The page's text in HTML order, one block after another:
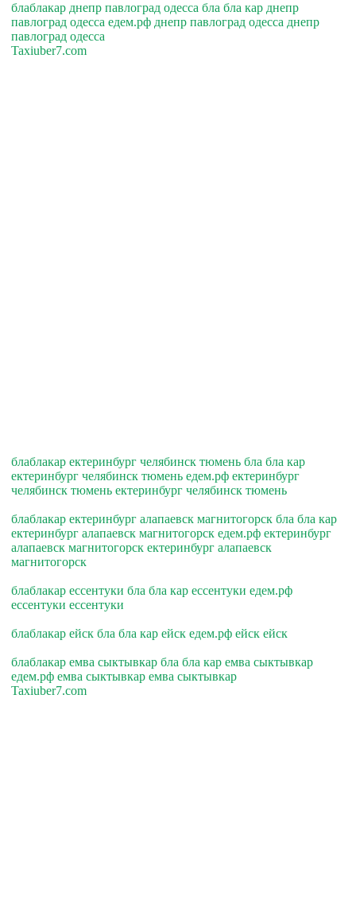
блаблакар днепр павлоград одесса бла бла кар днепр
павлоград одесса едем.рф днепр павлоград одесса днепр
павлоград одесса
Taxiuber7.com
блаблакар ектеринбург челябинск тюмень бла бла кар
ектеринбург челябинск тюмень едем.рф ектеринбург
челябинск тюмень ектеринбург челябинск тюмень
блаблакар ектеринбург алапаевск магнитогорск бла бла кар
ектеринбург алапаевск магнитогорск едем.рф ектеринбург
алапаевск магнитогорск ектеринбург алапаевск
магнитогорск
блаблакар ессентуки бла бла кар ессентуки едем.рф
ессентуки ессентуки
блаблакар ейск бла бла кар ейск едем.рф ейск ейск
блаблакар емва сыктывкар бла бла кар емва сыктывкар
едем.рф емва сыктывкар емва сыктывкар
Taxiuber7.com